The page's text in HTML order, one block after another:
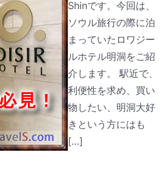
Shinです。今回は、
ソウル旅行の際に泊
まっていたロワジー
ルホテル明洞をご紹
介します。 駅近で、
利便性を求め、買い
物したい、明洞大好
きという方にはも
[…]